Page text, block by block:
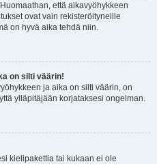
että aikavyöhykkeen
ovat vain rekisteröityneille
on hyvä aika tehdä niin.
on silti väärin!
ja aika on silti väärin, on
ylläpitäjään korjataksesi ongelman.
kielipakettia tai kukaan ei ole